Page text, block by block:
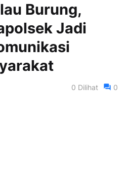
Burung,
Jadi
0 Dilihat 0